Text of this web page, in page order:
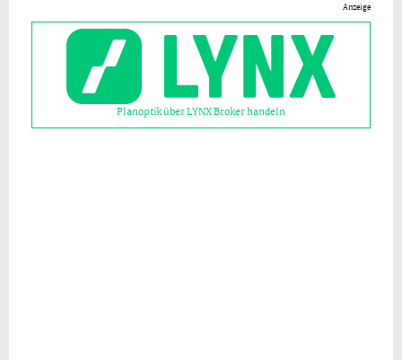
Anzeige
Planoptik über LYNX Broker handeln